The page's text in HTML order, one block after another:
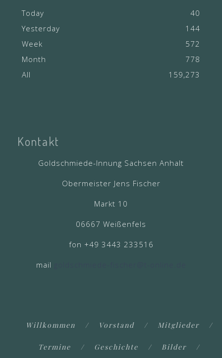
Today
40
Yesterday
144
Week
572
Month
778
All
159,273
Kontakt
Goldschmiede-Innung Sachsen Anhalt
Obermeister Jens Fischer
Markt 10
06667 Weißenfels
fon +49 3443 233516
mail
Willkommen Vorstand Mitglieder
Termine Geschichte Bilder